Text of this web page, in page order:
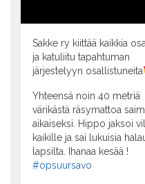
Sakke ry kiittää kaikkia
ja katuliitu tapahtuman
järjestelyyn osallistuneita
Yhteensä noin 40 metriä
värikästä räsymattoa
aikaiseksi. Hippo jaksoi
kaikille ja sai lukuisia
lapsilta. Ihanaa kesää !
#opsuursavo